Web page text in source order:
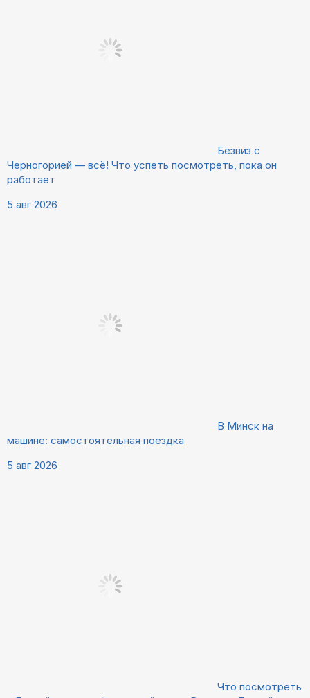
Безвиз с
Черногорией — всё! Что успеть посмотреть, пока он
работает
5 авг 2026
В Минск на
машине: самостоятельная поездка
5 авг 2026
Что посмотреть